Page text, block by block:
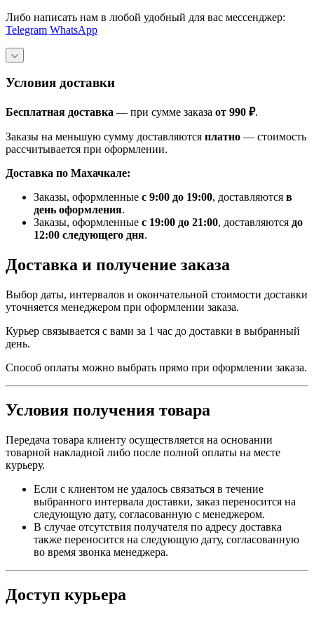
Либо написать нам в любой удобный для вас мессенджер:
Telegram WhatsApp
Условия доставки
Бесплатная доставка — при сумме заказа от 990 ₽.
Заказы на меньшую сумму доставляются платно — стоимость
рассчитывается при оформлении.
Доставка по Махачкале:
Заказы, оформленные с 9:00 до 19:00, доставляются в
день оформления.
Заказы, оформленные с 19:00 до 21:00, доставляются до
12:00 следующего дня.
Доставка и получение заказа
Выбор даты, интервалов и окончательной стоимости доставки
уточняется менеджером при оформлении заказа.
Курьер связывается с вами за 1 час до доставки в выбранный
день.
Способ оплаты можно выбрать прямо при оформлении заказа.
Условия получения товара
Передача товара клиенту осуществляется на основании
товарной накладной либо после полной оплаты на месте
курьеру.
Если с клиентом не удалось связаться в течение
выбранного интервала доставки, заказ переносится на
следующую дату, согласованную с менеджером.
В случае отсутствия получателя по адресу доставка
также переносится на следующую дату, согласованную
во время звонка менеджера.
Доступ курьера